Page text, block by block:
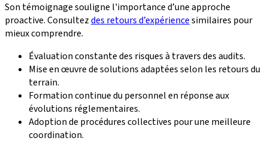
Son témoignage souligne l'importance d’une approche
proactive. Consultezdes retours d’expériencesimilaires pour
mieux comprendre.
Évaluation constante des risques à travers des audits.
Mise en œuvre de solutions adaptées selon les retours du
terrain.
Formation continue du personnel en réponse aux
évolutions réglementaires.
Adoption de procédures collectives pour une meilleure
coordination.